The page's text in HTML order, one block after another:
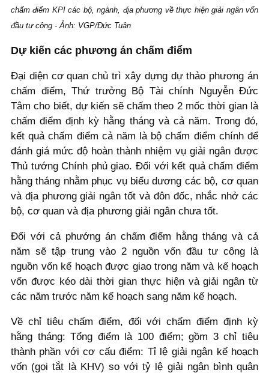
chấm điểm KPI các bộ, ngành, địa phương về thực hiện giải ngân vốn
đầu tư công - Ảnh: VGP/Đức Tuân
Dự kiến các phương án chấm điểm
Đại diện cơ quan chủ trì xây dựng dự thảo phương án
chấm điểm, Thứ trưởng Bộ Tài chính Nguyễn Đức
Tâm cho biết, dự kiến sẽ chấm theo 2 mốc thời gian là
chấm điểm định kỳ hằng tháng và cả năm. Trong đó,
kết quả chấm điểm cả năm là bộ chấm điểm chính để
đánh giá mức độ hoàn thành nhiệm vụ giải ngân được
Thủ tướng Chính phủ giao. Đối với kết quả chấm điểm
hằng tháng nhằm phục vụ biểu dương các bộ, cơ quan
và địa phương giải ngân tốt và đôn đốc, nhắc nhở các
bộ, cơ quan và địa phương giải ngân chưa tốt.
Đối với cả phướng án chấm điểm hằng tháng và cả
năm sẽ tập trung vào 2 nguồn vốn đầu tư công là
nguồn vốn kế hoạch được giao trong năm và kế hoạch
vốn được kéo dài thời gian thực hiện và giải ngân từ
các năm trước năm kế hoạch sang năm kế hoạch.
Về chỉ tiêu chấm điểm, đối với chấm điểm định kỳ
hằng tháng: Tổng điểm là 100 điểm; gồm 3 chỉ tiêu
thành phần với cơ cấu điểm: Tỉ lệ giải ngân kế hoạch
vốn (gọi tắt là KHV) so với tỷ lệ giải ngân bình quân